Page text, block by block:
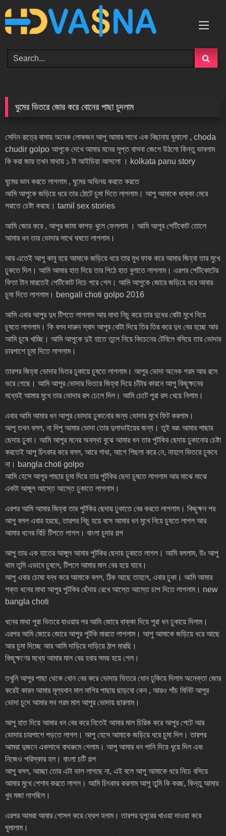
to
content
ঘুমের ভিতরে জোর করে বোনের পাছা চুদলাম
সেদিন রাত্রে বাসায় অনেক লোকজন আপু আমার সাথে এক বিছানায় ঘুমালো , choda
chudir golpo আপুকে দেখে আমার মনের সুপ্ত বাসনা জেগে উঠলো কিন্তু ভাবলাম
কি করা জায় তখন মাথায় ১ টা আইডিয়া আসলো । kolkata panu story
ঘুমের ভান করতে লাগলাম , ঘুমের অভিনয় করতে করতে
আমি আপুকে জড়িয়ে ধরে তার ঠোটে চুমা দিতে লাগলাম। আপু আমাকে ধাক্কা মেরে
সরাতে চেষ্টা করছে। tamil sex stories
আমি জোর করে , আপুর জামা কাপড় খুলে ফেললাম । আমি আপুর পেটিকোট তোলে
আমার ধন তার ভোদার সাথে ঘষতে লাগলাম।
আর এতেই আপু কাবু হয়ে আমাকে জড়িয়ে ধরে তার মুখ ফাক করে আমার জিহ্বা তার মুখে
ঢুকতে দিল। আমি আমার হাত দিয়ে তার পিঠে হাত বুলাতে লাগলাম। এরপর পেটিকোটের
ফিতা টান মারতেই পেটিকোট নিচে পরে গেল। আমি আপুকে জোরে জড়িয়ে ধরে আবার
চুমা দিতে লাগলাম। bengali choti golpo 2016
আমি এবার আপুর দুধ টিপতে লাগলাম আর মাথা নিচু করে তার দুধের বোটা মুখে নিয়ে
চুষতে লাগলাম। কি বলব দারুন স্বাদ আপুর বোটা দিয়ে তির তির করে দুধ বের হচ্ছে আর
আমি চুষে খাচ্ছি। আমি আপুকে দুই হাতে তুলে নিয়ে কিচেনের টেবিলে বসিয়ে তার ভোদার
চারপাশে চুমা দিতে লাগলাম।
তারপর জিহ্বা ভোদার ভিতর ঢুকায়ে চুষতে লাগলাম। আপুর ভোদা অনেক গরম আর রসে
ভরে গেছে। আমি আপুর ভোদার ভিতরে জিহ্বা দিয়ে চাঁটার কারনে আপু কিছুক্ষনের
মধ্যেই আমার মুখে তার ভোদার রস ঢেলে দিল। আমি চেটে পুরা রস খেয়ে নিলাম।
এবার আমি আমার ধন আপুর ভোদায় ঢুকানোর জন্য ভোদার মুখে ফিট করলাম।
আপু তখন বলল, না দিপু আমার ভোদা তোর দুলাভাইয়ের জন্য। তুই বরং আমার পাছার
ছেদায় ঢুকা। আমি আপুর মনের অবস্থা বুঝে আমার ধন তার পুটকির ছেদায় ঢুকানোর চেষ্টা
করতেই আপু চিৎকার করে বলল, আরে গাধা, আগে পিছলা করে নে, নাহলে ভিতরে ঢুকবে
না। bangla choti golpo
আমি হেসে আপুর পাছায় চুমা দিয়ে তার পুটকির ছেদা চুষতে লাগলাম আর মাঝে মাঝে
একটা আঙ্গুল আস্তে আস্তে ঢুকাতে লাগলাম।
এরপর আমি আমার জিহ্বা তার পুটকির ছেদায় ঢুকাতে বের করতে লাগলাম। কিছুক্ষন পর
আপু বলল এবার হয়ছে, তারপর নিচু হয়ে বসে আমার ধন মুখে নিয়ে চুষতে লাগল আর
আমার ধনের বিচি টিপতে লাগল। বাংলা চুদার গল্প
আপু তার এক হাতের আঙ্গুল আমার পুটকির ছেদায় ঢুকাতে লাগল। আমি বললাম, উঃ আপু
থাম তুমি এভাবে চুষলে, টিপলে আমার মাল বের হয়ে যাবে।
আপু এবার চোষা বন্ধ করে আমাকে বলল, ঠিক আছে তাহলে, এবার ঢুকা। আমি আমার
শক্ত ধনের মাথা আপুর পুটকির ছেঁদায় রেখে আস্তে আস্তে চাপ দিতে লাগলাম। new
bangla choti
ধনের মাথা পুরা ভিতরে যাওয়ার পর আমি জোরে ধাক্কা দিয়ে পুরা ধন ঢুকায়ে দিলাম।
এরপর আমি জোরে জোরে আপুর পুটকি মারতে লাগলাম। আপু আমাকে জড়িয়ে ধরে আছে
আর চুমা দিচ্ছে আর আমি দাড়িয়ে দাড়িয়ে ঠাপ মারছি।
কিছুক্ষণের মধ্যে আমার মাল বের হবার সময় হয়ে গেল।
তখুনি আপুর পাছা থেকে ধোন বের করে ভোদায় ভিতরে ধোন ঢুকিয়ে দিলাম অনেক্তা জোর
করেই কারন আমার মূল্যবান মাল মাগির পাছায় ছাড়বো কেন , আরও পাঁচ মিনিট আপুর
ভোদা চুদে আমার সব গরম মাল আপুর ভোদায় ছারলাম।
আপু হাত দিয়ে আমার ধন বের করে নিতেই আমার মাল চিরিক করে আপুর পেটে আর
ভোদার চারপাশে পড়তে লাগল। আপু হেসে আমাকে জড়িয়ে ধরে চুমা দিল। তারপর
আমরা দুজনে একসাথে বাথরুমে গেলাম। আপু আমার ধন পানি দিয়ে ধুয়ে দিল এবং
নিজেও পরিস্কার হল। বাংলা চটি গল্প
আপু বলল, আচ্ছা তোর এটা ভাল লাগছে না, এই বলে আপু আমাকে ধরে নিচে বসিয়ে
আমার মুখে পেশাব করতে লাগল। আমি চিৎকার করলাম আপু তুমি কি করছ, কিন্তু আমার
খুব মজা লাগছিল।
এরপর আমরা আবার গোসল করে ফ্রেশ হলাম। তারপর দুপুরের খাওয়া দাওয়া করে
ঘুমালাম।